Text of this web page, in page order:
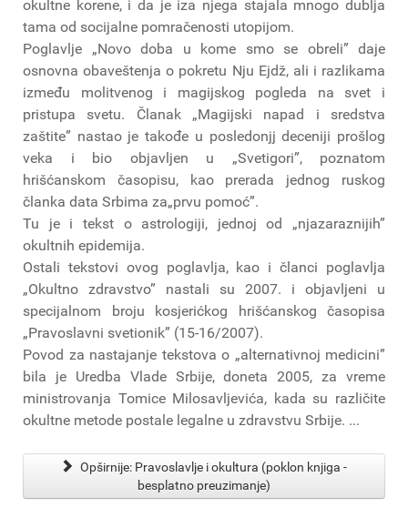
okultne korene, i da je iza njega stajala mnogo dublja
tama od socijalne pomračenosti utopijom.
Poglavlje „Novo doba u kome smo se obreli” daje
osnovna obaveštenja o pokretu Nju Ejdž, ali i razlikama
između molitvenog i magijskog pogleda na svet i
pristupa svetu. Članak „Magijski napad i sredstva
zaštite” nastao je takođe u posledonjj deceniji prošlog
veka i bio objavljen u „Svetigori”, poznatom
hrišćanskom časopisu, kao prerada jednog ruskog
članka data Srbima za„prvu pomoć”.
Tu je i tekst o astrologiji, jednoj od „njazaraznijih”
okultnih epidemija.
Ostali tekstovi ovog poglavlja, kao i članci poglavlja
„Okultno zdravstvo” nastali su 2007. i objavljeni u
specijalnom broju kosjerićkog hrišćanskog časopisa
„Pravoslavni svetionik” (15-16/2007).
Povod za nastajanje tekstova o „alternativnoj medicini”
bila je Uredba Vlade Srbije, doneta 2005, za vreme
ministrovanja Tomice Milosavljevića, kada su različite
okultne metode postale legalne u zdravstvu Srbije. ...
Opširnije: Pravoslavlje i okultura (poklon knjiga -
besplatno preuzimanje)